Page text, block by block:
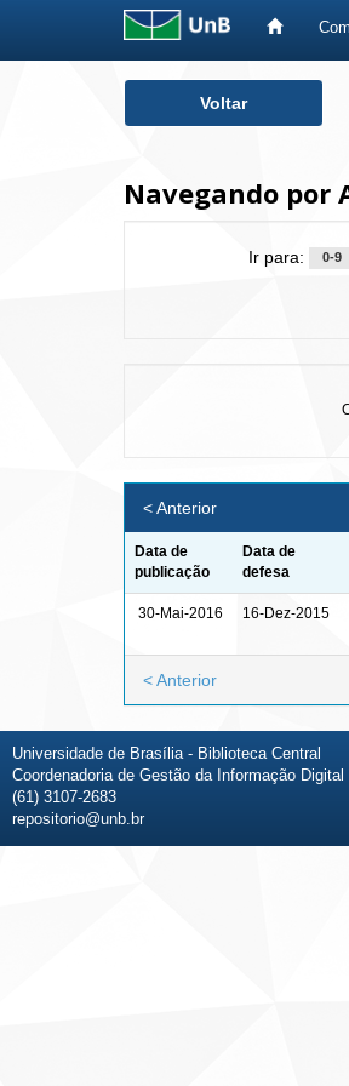
Voltar
Navegando por
Ir para: 0-9
< Anterior
Data de
publicação
Data de
defesa
30-Mai-2016 16-Dez-2015
< Anterior
Universidade de Brasília - Biblioteca Central
Coordenadoria de Gestão da Informação Digital
(61) 3107-2683
repositorio@unb.br